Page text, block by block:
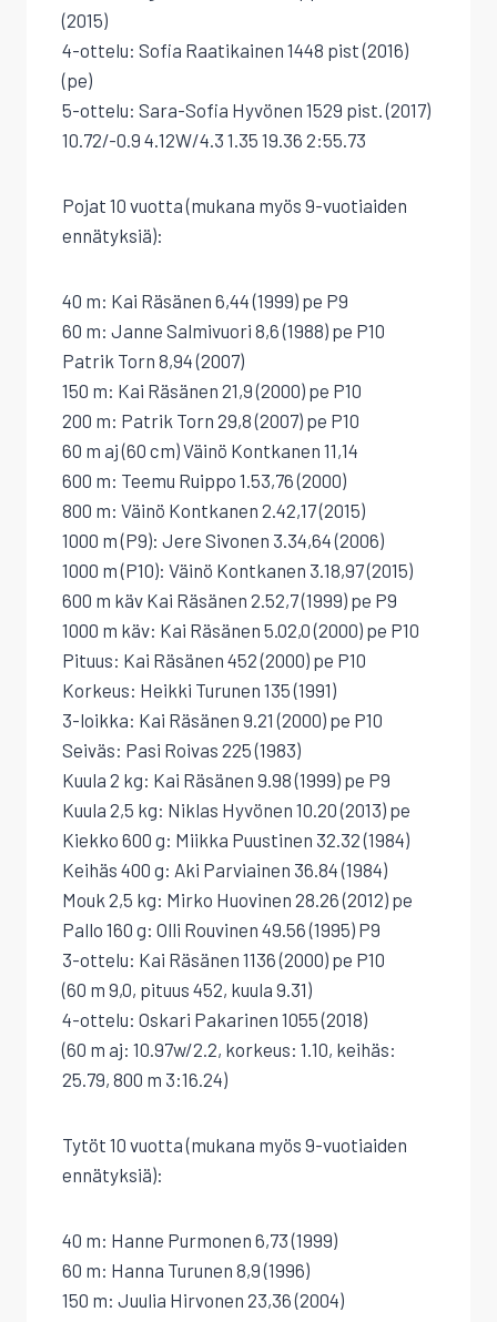
(2015)
4-ottelu: Sofia Raatikainen 1448 pist (2016)
(pe)
5-ottelu: Sara-Sofia Hyvönen 1529 pist. (2017)
10.72/-0.9 4.12W/4.3 1.35 19.36 2:55.73
Pojat 10 vuotta (mukana myös 9-vuotiaiden
ennätyksiä):
40 m: Kai Räsänen 6,44 (1999) pe P9
60 m: Janne Salmivuori 8,6 (1988) pe P10
Patrik Torn 8,94 (2007)
150 m: Kai Räsänen 21,9 (2000) pe P10
200 m: Patrik Torn 29,8 (2007) pe P10
60 m aj (60 cm) Väinö Kontkanen 11,14
600 m: Teemu Ruippo 1.53,76 (2000)
800 m: Väinö Kontkanen 2.42,17 (2015)
1000 m (P9): Jere Sivonen 3.34,64 (2006)
1000 m (P10): Väinö Kontkanen 3.18,97 (2015)
600 m käv Kai Räsänen 2.52,7 (1999) pe P9
1000 m käv: Kai Räsänen 5.02,0 (2000) pe P10
Pituus: Kai Räsänen 452 (2000) pe P10
Korkeus: Heikki Turunen 135 (1991)
3-loikka: Kai Räsänen 9.21 (2000) pe P10
Seiväs: Pasi Roivas 225 (1983)
Kuula 2 kg: Kai Räsänen 9.98 (1999) pe P9
Kuula 2,5 kg: Niklas Hyvönen 10.20 (2013) pe
Kiekko 600 g: Miikka Puustinen 32.32 (1984)
Keihäs 400 g: Aki Parviainen 36.84 (1984)
Mouk 2,5 kg: Mirko Huovinen 28.26 (2012) pe
Pallo 160 g: Olli Rouvinen 49.56 (1995) P9
3-ottelu: Kai Räsänen 1136 (2000) pe P10
(60 m 9,0, pituus 452, kuula 9.31)
4-ottelu: Oskari Pakarinen 1055 (2018)
(60 m aj: 10.97w/2.2, korkeus: 1.10, keihäs:
25.79, 800 m 3:16.24)
Tytöt 10 vuotta (mukana myös 9-vuotiaiden
ennätyksiä):
40 m: Hanne Purmonen 6,73 (1999)
60 m: Hanna Turunen 8,9 (1996)
150 m: Juulia Hirvonen 23,36 (2004)